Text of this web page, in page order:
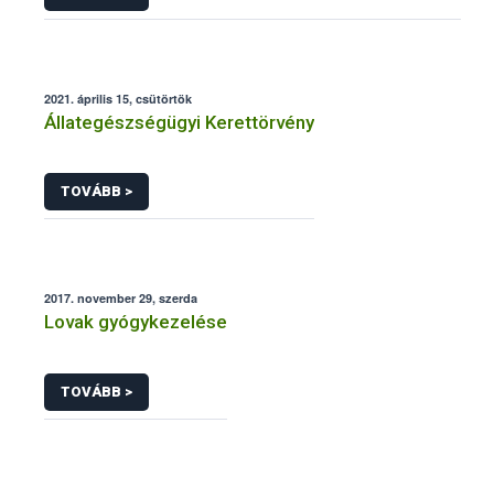
adatkezeléséhez
2021. április 15, csütörtök
Állategészségügyi Kerettörvény
TOVÁBB >
2017. november 29, szerda
Lovak gyógykezelése
TOVÁBB >